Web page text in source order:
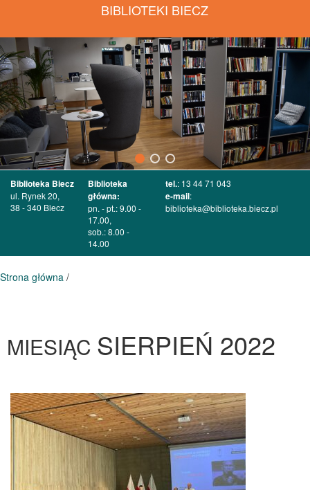
BIBLIOTEKI BIECZ
Biblioteka Biecz
ul. Rynek 20,
38 - 340 Biecz
Biblioteka
główna:
pn. - pt.: 9.00 -
17.00,
sob.: 8.00 -
14.00
tel.: 13 44 71 043
e-mail:
biblioteka@biblioteka.biecz.pl
Strona główna /
MIESIĄC SIERPIEŃ 2022